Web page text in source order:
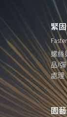
緊
螺絲
品/
處理
園